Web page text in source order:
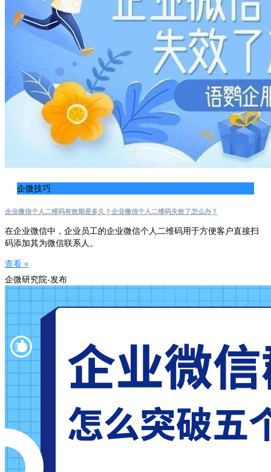
企微技巧
企业微信个人二维码有效期是多久？企业微信个人二维码失效了怎么办？
在企业微信中，企业员工的企业微信个人二维码用于方便客户直接扫
码添加其为微信联系人。
查看 »
企微研究院-发布